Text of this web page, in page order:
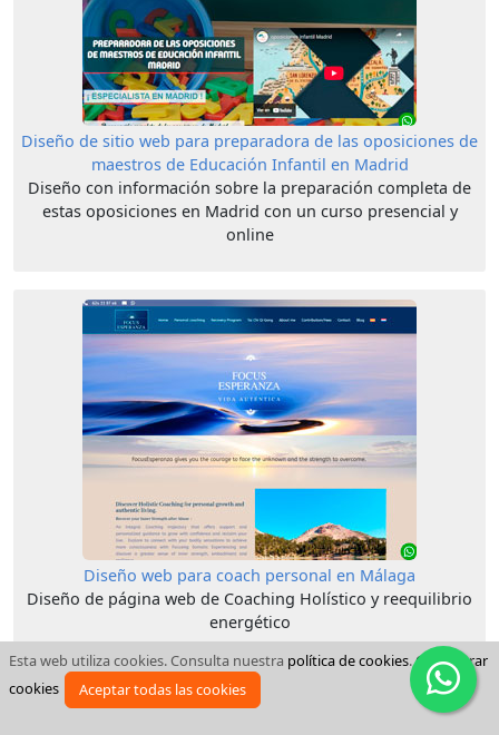
Diseño de sitio web para preparadora de las oposiciones de
maestros de Educación Infantil en Madrid
Diseño con información sobre la preparación completa de
estas oposiciones en Madrid con un curso presencial y
online
Diseño web para coach personal en Málaga
Diseño de página web de Coaching Holístico y reequilibrio
energético
Esta web utiliza cookies. Consulta nuestra política de cookies.Configurar
cookies
Aceptar todas las cookies